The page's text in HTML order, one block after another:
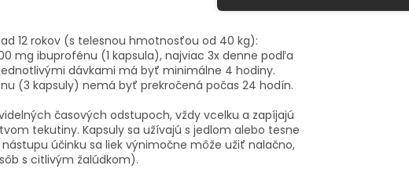
12 rokov (s telesnou hmotnosťou od 40 kg):
mg ibuprofénu (1 kapsula), najviac 3x denne podľa
dávkami má byť minimálne 4 hodiny.
(3 kapsuly) nemá byť prekročená počas 24 hodín.
časových odstupoch, vždy vcelku a zapíjajú
tekutiny. Kapsuly sa užívajú s jedlom alebo tesne
účinku sa liek výnimočne môže užiť nalačno,
s citlivým žalúdkom).